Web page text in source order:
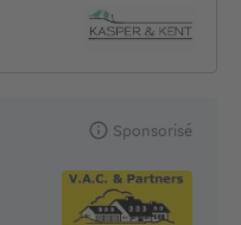
Sponsorisé